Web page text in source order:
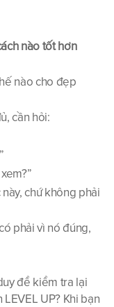
nào tốt hơn
nào cho đẹp
cần hỏi:
chứ không phải
phải vì nó đúng,
để kiểm tra lại
UP? Khi bạn